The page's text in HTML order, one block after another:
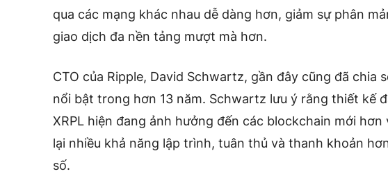
qua các mạng khác nhau dễ dàng hơn, giảm sự phân
giao dịch đa nền tảng mượt mà hơn.
CTO của Ripple, David Schwartz, gần đây cũng đã chia
nổi bật trong hơn 13 năm. Schwartz lưu ý rằng thiết kế
XRPL hiện đang ảnh hưởng đến các blockchain mới hơn
lại nhiều khả năng lập trình, tuân thủ và thanh khoản
số.